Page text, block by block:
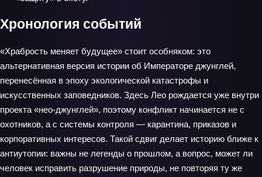
Хронология событий
«Храбрость меняет будущее» стоит особняком: это
альтернативная версия истории об Императоре джунглей,
перенесённая в эпоху экологической катастрофы и
искусственных заповедников. Здесь Лео рождается уже внутри
проекта «нео‑джунглей», поэтому конфликт начинается не с
охотников, а с системы контроля — карантина, приказов и
корпоративных интересов. Такой сдвиг делает историю ближе к
антиутопии: важны не легенды о прошлом, а вопрос, может ли
человек исправить разрушение природы, не повторяя ту же